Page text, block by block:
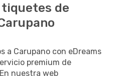
de
a Carupano con eDreams
premium de
nuestra web